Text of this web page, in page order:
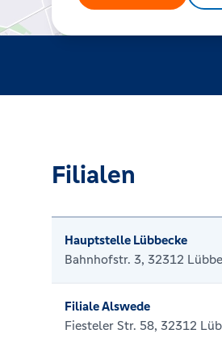
Filialen
Hauptstelle Lübbecke
Bahnhofstr. 3, 32312
Filiale Alswede
Fiesteler Str. 58, 32312